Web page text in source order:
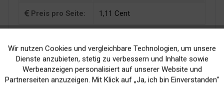
Preis pro Seite: 1,11 Cent
Funktionale Aktiv
Marketing Inaktiv
Wir nutzen Cookies und vergleichbare Technologien, um unsere
Dienste anzubieten, stetig zu verbessern und Inhalte sowie
Werbeanzeigen personalisiert auf unserer Website und
Partnerseiten anzuzeigen. Mit Klick auf „Ja, ich bin Einverstanden“